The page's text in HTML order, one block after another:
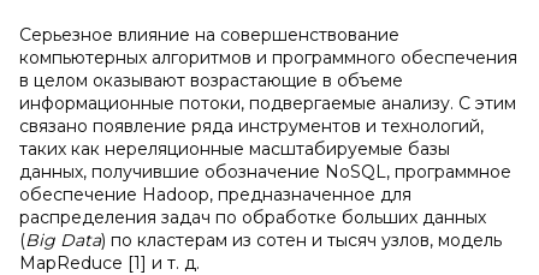
Серьезное влияние на совершенствование
компьютерных алгоритмов и программного обеспечения
в целом оказывают возрастающие в объеме
информационные потоки, подвергаемые анализу. С этим
связано появление ряда инструментов и технологий,
таких как нереляционные масштабируемые базы
данных, получившие обозначение NoSQL, программное
обеспечение Hadoop, предназначенное для
распределения задач по обработке больших данных
(Big Data) по кластерам из сотен и тысяч узлов, модель
MapReduce [1] и т. д.